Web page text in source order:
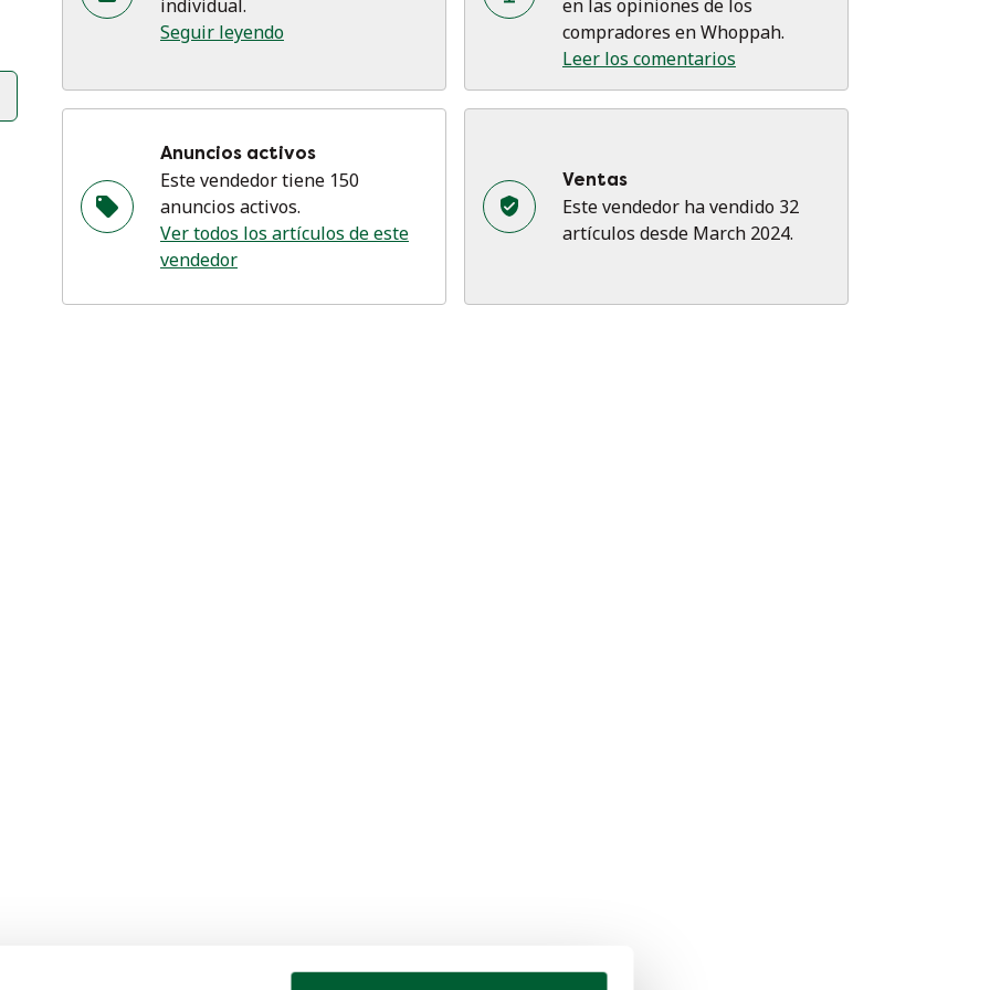
individual.
Seguir leyendo
en las opiniones de los
compradores en Whoppah.
Leer los comentarios
Anuncios activos
Este vendedor tiene 150
anuncios activos.
Ver todos los artículos de este
vendedor
Ventas
Este vendedor ha vendido 32
artículos desde March 2024.